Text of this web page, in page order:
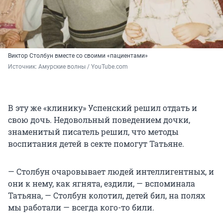
Виктор Столбун вместе со своими «пациентами»
Источник: Амурские волны / YouTube.com
В эту же «клинику» Успенский решил отдать и
свою дочь. Недовольный поведением дочки,
знаменитый писатель решил, что методы
воспитания детей в секте помогут Татьяне.
— Столбун очаровывает людей интеллигентных, и
они к нему, как ягнята, ездили, — вспоминала
Татьяна, — Столбун колотил, детей бил, на полях
мы работали — всегда кого-то били.